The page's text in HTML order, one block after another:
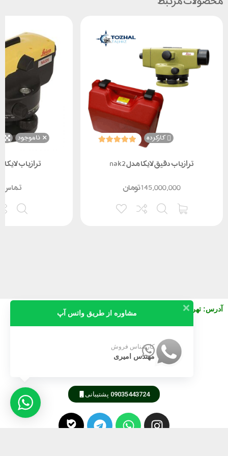
محافظت می کند .
کارکرده
ترازیاب دقیق لایکا مدل nak2
تومان145,000,000
ناموجود
ترازیاب لایکا LEICA NA324
تماس
آدرس: تهران خیابان نصرت شرقی بعد از جمالزاده پلاک 130 واحد3
09035443724 پشتیبانی
مشاوره از طریق واتس آپ
کارشناس فروش
مهندس امیری